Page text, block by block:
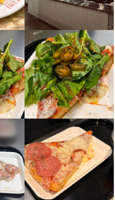
規則あり）
あり 髪型自由
服装自由
迎 フリーター歓迎
大学生歓迎
スタッフの平均年齢20代
やドリンクの提供はほ